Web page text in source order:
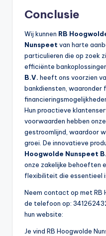
Conclusie
Wij kunnen RB
Nunspeet van harte
particulieren die op zoek
efficiënte
B.V. heeft ons voorzien
bankdiensten, waaronder
Hun proactieve
voorwaarden hebben
gestroomlijnd, waardoor
groei. De innovatieve
Hoogwolde Nunspeet
onze zakelijke behoeften
flexibiliteit die essentieel
Neem contact op met RB
de telefoon op:
hun website:
Je vind RB Hoogwolde